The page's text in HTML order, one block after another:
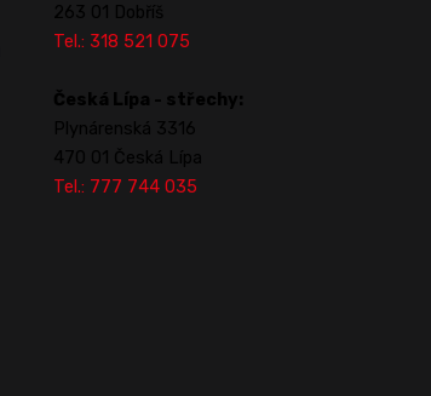
263 01 Dobříš
Tel.: 318 521 075
Česká Lípa - střechy:
Plynárenská 3316
470 01 Česká Lípa
Tel.: 777 744 035